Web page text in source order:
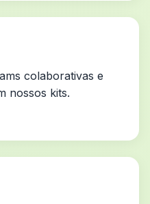
colaborativas e
nossos kits.